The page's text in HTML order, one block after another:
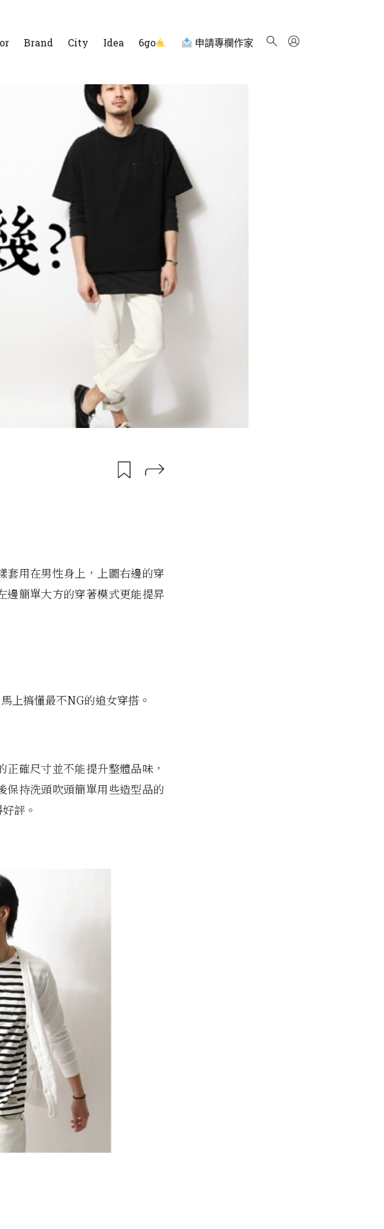
Brand City Idea 6go 申請專欄作家
套用在男性身上，上圖右邊的穿
邊簡單大方的穿著模式更能提昇
上搞懂最不NG的追女穿搭。
確尺寸並不能提升整體品味，
保持洗頭吹頭簡單用些造型品的
評。